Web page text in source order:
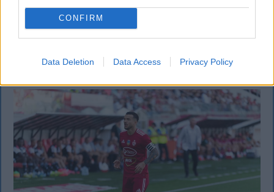
CONFIRM
Data Deletion Data Access Privacy Policy
AJÁNLJUK MÉG